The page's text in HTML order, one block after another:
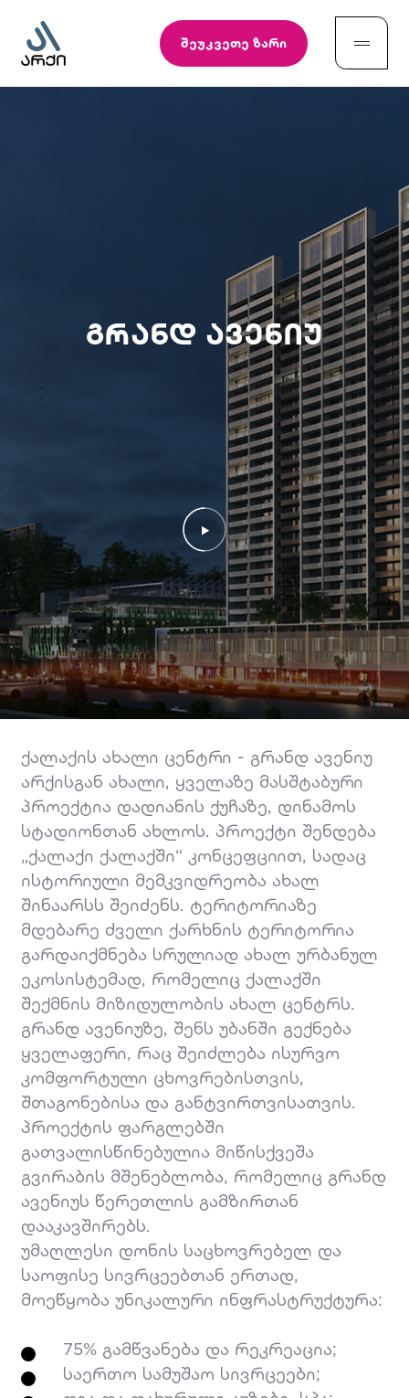
შეუკვეთე ზარი
გრანდ ავენიუ
ქალაქის ახალი ცენტრი - გრანდ ავენიუ
არქისგან ახალი, ყველაზე მასშტაბური
პროექტია დადიანის ქუჩაზე, დინამოს
სტადიონთან ახლოს. პროექტი შენდება
„ქალაქი ქალაქში“ კონცეფციით, სადაც
ისტორიული მემკვიდრეობა ახალ
შინაარსს შეიძენს. ტერიტორიაზე
მდებარე ძველი ქარხნის ტერიტორია
გარდაიქმნება სრულიად ახალ ურბანულ
ეკოსისტემად, რომელიც ქალაქში
შექმნის მიზიდულობის ახალ ცენტრს.
გრანდ ავენიუზე, შენს უბანში გექნება
ყველაფერი, რაც შეიძლება ისურვო
კომფორტული ცხოვრებისთვის,
შთაგონებისა და განტვირთვისათვის.
პროექტის ფარგლებში
გათვალისწინებულია მიწისქვეშა
გვირაბის მშენებლობა, რომელიც გრანდ
ავენიუს წერეთლის გამზირთან
დააკავშირებს.
უმაღლესი დონის საცხოვრებელ და
საოფისე სივრცეებთან ერთად,
მოეწყობა უნიკალური ინფრასტრუქტურა:
75% გამწვანება და რეკრეაცია;
საერთო სამუშაო სივრცეები;